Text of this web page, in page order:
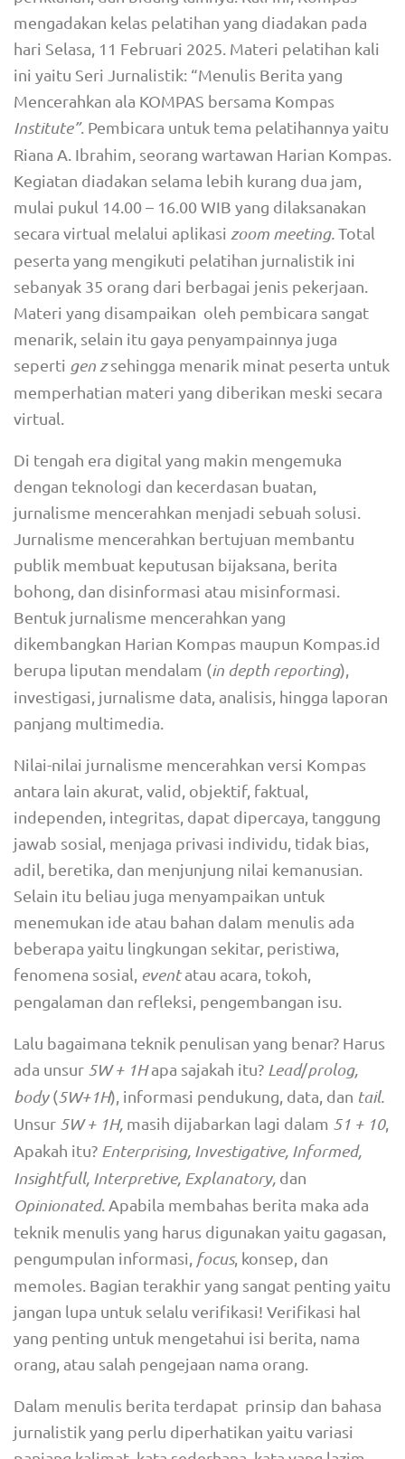
mengadakan kelas pelatihan yang diadakan pada
hari Selasa, 11 Februari 2025. Materi pelatihan kali
ini yaitu Seri Jurnalistik: “Menulis Berita yang
Mencerahkan ala KOMPAS bersama Kompas
Institute”. Pembicara untuk tema pelatihannya yaitu
Riana A. Ibrahim, seorang wartawan Harian Kompas.
Kegiatan diadakan selama lebih kurang dua jam,
mulai pukul 14.00 – 16.00 WIB yang dilaksanakan
secara virtual melalui aplikasi zoom meeting.Total
peserta yang mengikuti pelatihan jurnalistik ini
sebanyak 35 orang dari berbagai jenis pekerjaan.
Materi yang disampaikan oleh pembicara sangat
menarik, selain itu gaya penyampainnya juga
seperti gen zsehingga menarik minat peserta untuk
memperhatian materi yang diberikan meski secara
virtual.
Di tengah era digital yang makin mengemuka
dengan teknologi dan kecerdasan buatan,
jurnalisme mencerahkan menjadi sebuah solusi.
Jurnalisme mencerahkan bertujuan membantu
publik membuat keputusan bijaksana, berita
bohong, dan disinformasi atau misinformasi.
Bentuk jurnalisme mencerahkan yang
dikembangkan Harian Kompas maupun Kompas.id
berupa liputan mendalam (in depth reporting),
investigasi, jurnalisme data, analisis, hingga laporan
panjang multimedia.
Nilai-nilai jurnalisme mencerahkan versi Kompas
antara lain akurat, valid, objektif, faktual,
independen, integritas, dapat dipercaya, tanggung
jawab sosial, menjaga privasi individu, tidak bias,
adil, beretika, dan menjunjung nilai kemanusian.
Selain itu beliau juga menyampaikan untuk
menemukan ide atau bahan dalam menulis ada
beberapa yaitu lingkungan sekitar, peristiwa,
fenomena sosial, eventatau acara, tokoh,
pengalaman dan refleksi, pengembangan isu.
Lalu bagaimana teknik penulisan yang benar? Harus
ada unsur 5W + 1Hapa sajakah itu? Lead/prolog,
body(5W+1H), informasi pendukung, data, dan tail.
Unsur 5W + 1H, masih dijabarkan lagi dalam 51 + 10,
Apakah itu? Enterprising, Investigative, Informed,
Insightfull, Interpretive, Explanatory, dan
Opinionated. Apabila membahas berita maka ada
teknik menulis yang harus digunakan yaitu gagasan,
pengumpulan informasi, focus, konsep, dan
memoles. Bagian terakhir yang sangat penting yaitu
jangan lupa untuk selalu verifikasi! Verifikasi hal
yang penting untuk mengetahui isi berita, nama
orang, atau salah pengejaan nama orang.
Dalam menulis berita terdapat prinsip dan bahasa
jurnalistik yang perlu diperhatikan yaitu variasi